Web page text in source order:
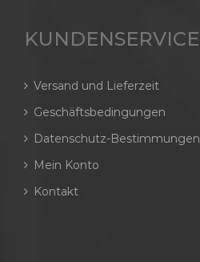
KUNDENSERVICE
Versand und Lieferzeit
Geschäftsbedingungen
Datenschutz-Bestimmungen
Mein Konto
Kontakt